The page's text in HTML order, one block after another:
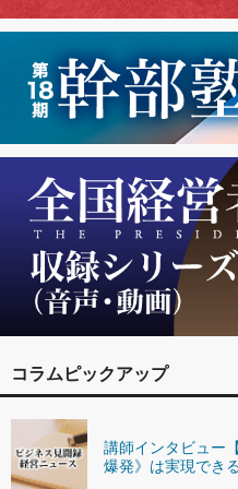
コラムピックアップ
講師インタビュー
爆発》は実現でき